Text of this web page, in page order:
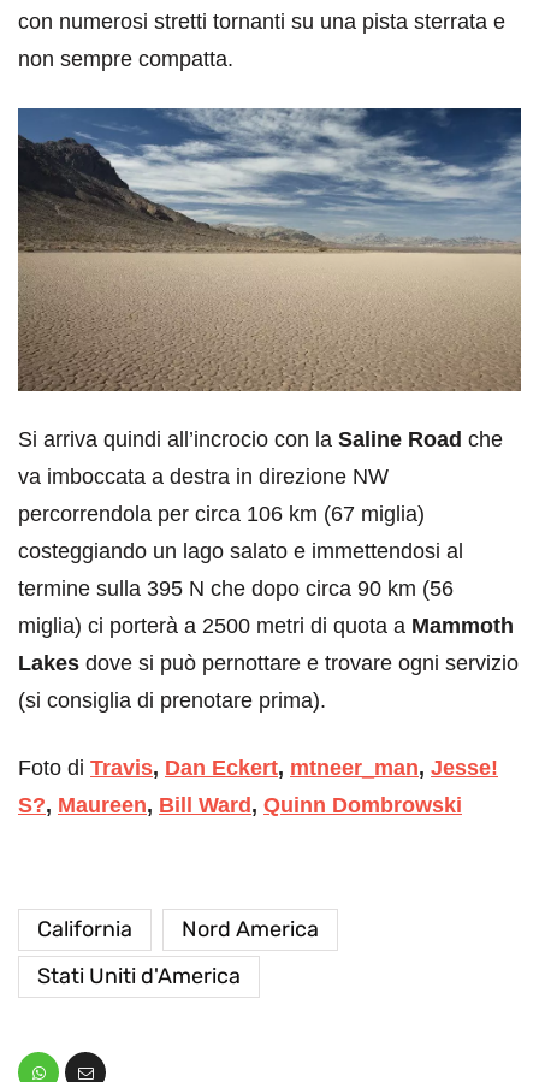
con numerosi stretti tornanti su una pista sterrata e
non sempre compatta.
Si arriva quindi all’incrocio con la Saline Road che
va imboccata a destra in direzione NW
percorrendola per circa 106 km (67 miglia)
costeggiando un lago salato e immettendosi al
termine sulla 395 N che dopo circa 90 km (56
miglia) ci porterà a 2500 metri di quota a Mammoth
Lakes dove si può pernottare e trovare ogni servizio
(si consiglia di prenotare prima).
Foto di Travis, Dan Eckert, mtneer_man, Jesse!
S?, Maureen, Bill Ward , Quinn Dombrowski
California
Nord America
Stati Uniti d'America